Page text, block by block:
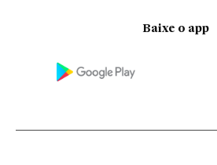
Baixe o app